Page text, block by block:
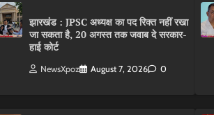
झारखंड : JPSC अध्यक्ष का पद रिक्त नहीं रखा
जा सकता है, 20 अगस्त तक जवाब दे सरकार-
हाई कोर्ट
NewsXpoz August 7, 2026 0